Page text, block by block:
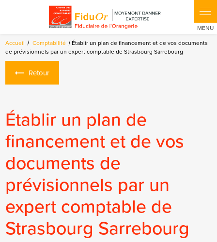
Accueil Comptabilité
Établir un plan de financement et de vos documents
de prévisionnels par un expert comptable de Strasbourg Sarrebourg
Retour
Établir un plan de
financement et de vos
documents de
prévisionnels par un
expert comptable de
Strasbourg Sarrebourg
Panneau de gestion des cookies